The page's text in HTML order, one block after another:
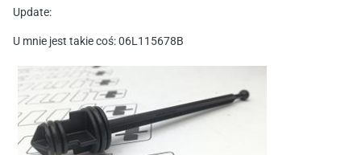
Update:
U mnie jest takie coś: 06L115678B